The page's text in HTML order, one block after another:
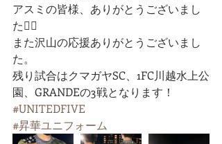
アスミの皆様、ありがとうございまし
た🙇‍♂️
また沢山の応援ありがとうございまし
た。
残り試合はクマガヤSC、1FC川越水上公
園、GRANDEの3戦となります！
#UNITEDFIVE
#昇華ユニフォーム